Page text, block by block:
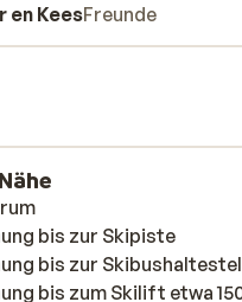
en KeesFreunde
bis zur Skipiste
bis zur
bis zum Skilift etwa